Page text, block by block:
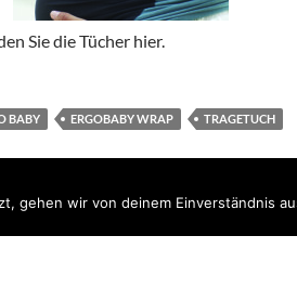
Sie die Tücher hier.
BABY ERGOBABY WRAP TRAGETUCH
gehen wir von deinem Einverständnis